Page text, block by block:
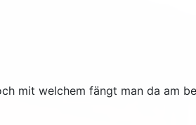
mit welchem fängt man da am